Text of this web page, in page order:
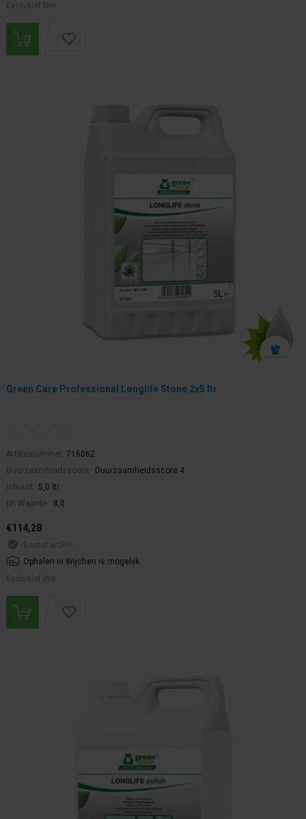
Exclusief btw.
Green Care Professional Longlife Stone 2x5 ltr
Artikelnummer: 716062
Duurzaamheidsscore:
Duurzaamheidsscore 4
Inhoud:
5,0 ltr
pH Waarde:
8,0
€114,28
Bestel artikel.
Ophalen in Wijchen is mogelijk.
Exclusief btw.